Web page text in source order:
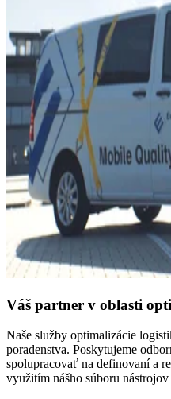
Váš partner v oblasti
Naše služby optimalizácie
poradenstva. Poskytujeme
spolupracovať na definovaní a
využitím nášho súboru nástrojov